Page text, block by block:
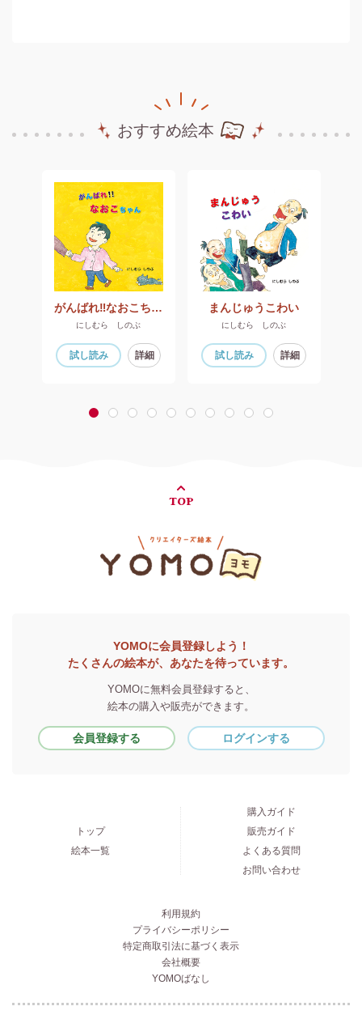
おすすめ絵本
がんばれ‼なおこちゃん
にしむら しのぶ
試し読み 詳細
まんじゅうこわい
にしむら しのぶ
試し読み 詳細
1 2 3 4 5 6 7 8 9 10
TOP
YOMOに会員登録しよう！
たくさんの絵本が、あなたを待っています。
YOMOに無料会員登録すると、
絵本の購入や販売ができます。
会員登録する ログインする
トップ
絵本一覧
購入ガイド
販売ガイド
よくある質問
お問い合わせ
利用規約
プライバシーポリシー
特定商取引法に基づく表示
会社概要
YOMOばなし